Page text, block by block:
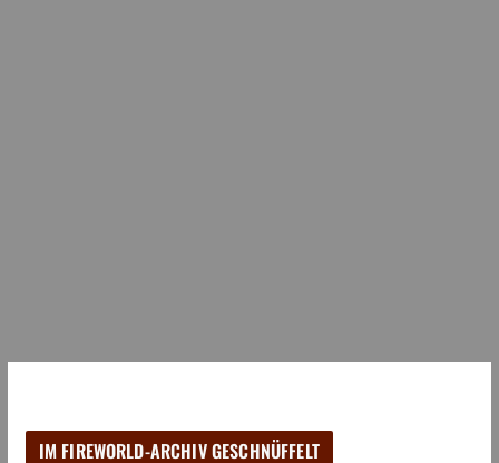
IM FIREWORLD-ARCHIV GESCHNÜFFELT